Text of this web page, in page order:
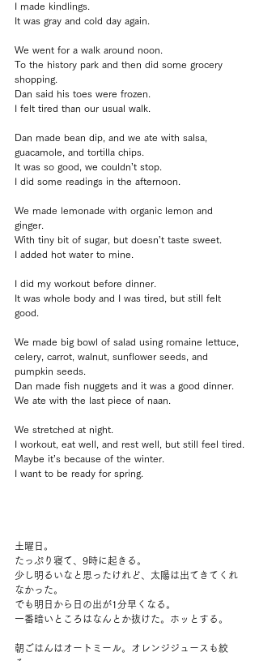
I made kindlings.
It was gray and cold day again.
We went for a walk around noon.
To the history park and then did some grocery
shopping.
Dan said his toes were frozen.
I felt tired than our usual walk.
Dan made bean dip, and we ate with salsa,
guacamole, and tortilla chips.
It was so good, we couldn’t stop.
I did some readings in the afternoon.
We made lemonade with organic lemon and
ginger.
With tiny bit of sugar, but doesn’t taste sweet.
I added hot water to mine.
I did my workout before dinner.
It was whole body and I was tired, but still felt
good.
We made big bowl of salad using romaine lettuce,
celery, carrot, walnut, sunflower seeds, and
pumpkin seeds.
Dan made fish nuggets and it was a good dinner.
We ate with the last piece of naan.
We stretched at night.
I workout, eat well, and rest well, but still feel tired.
Maybe it’s because of the winter.
I want to be ready for spring.
土曜日。
たっぷり寝て、9時に起きる。
少し明るいなと思ったけれど、太陽は出てきてくれ
なかった。
でも明日から日の出が1分早くなる。
一番暗いところはなんとか抜けた。ホッとする。
朝ごはんはオートミール。オレンジジュースも絞